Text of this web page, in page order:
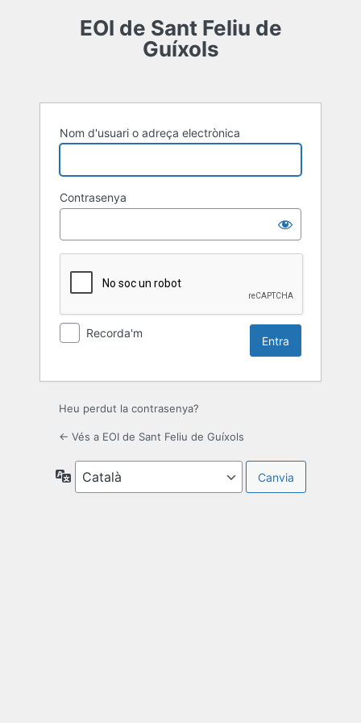
EOI de Sant Feliu de
Guíxols
Nom d'usuari o adreça electrònica
Contrasenya
Recorda'm
Heu perdut la contrasenya?
← Vés a EOI de Sant Feliu de Guíxols
Idioma